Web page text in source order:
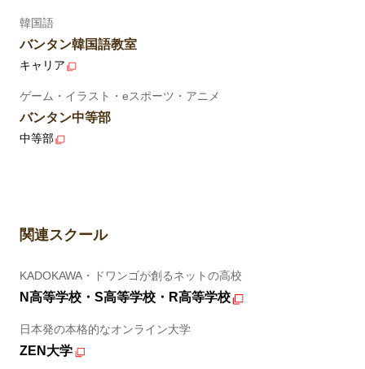
韓国語
バンタン韓国語教室
キャリア
ゲーム・イラスト・eスポーツ・アニメ
バンタン中等部
中等部
関連スクール
KADOKAWA・ドワンゴが創るネットの高校
N高等学校・S高等学校・R高等学校
日本発の本格的なオンライン大学
ZEN大学